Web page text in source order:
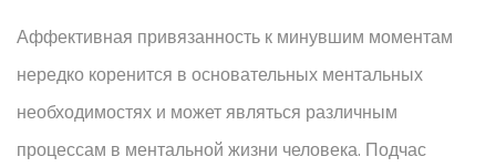
Аффективная привязанность к минувшим моментам
нередко коренится в основательных ментальных
необходимостях и может являться различным
процессам в ментальной жизни человека. Подчас